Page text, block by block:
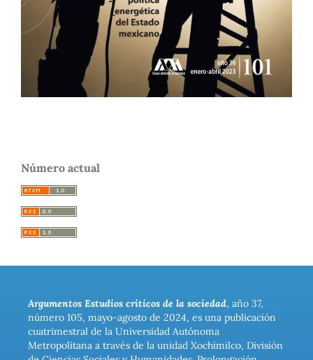
Número actual
Argumentos Estudios críticos de la sociedad, año 37,
número 105, mayo-agosto de 2024, es una publicación
cuatrimestral de la Universidad Autónoma
Metropolitana a través de la unidad Xochimilco, División